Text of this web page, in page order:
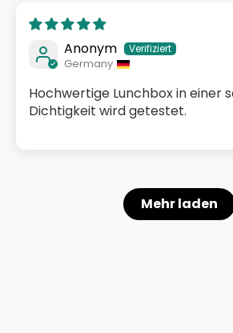
Anonym
Germany
Hochwertige Lunchbox in einer
Dichtigkeit wird getestet.
Mehr laden